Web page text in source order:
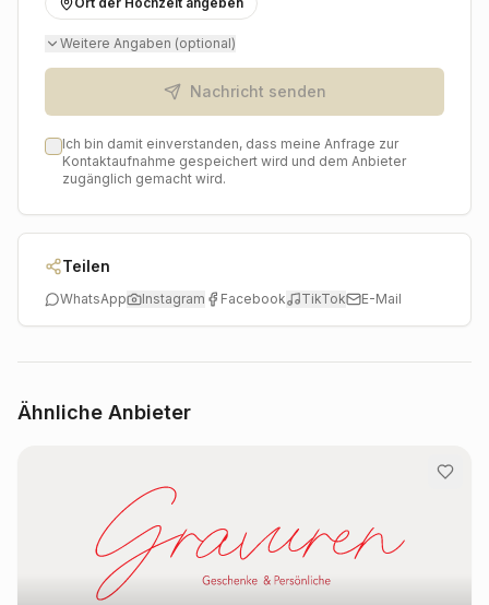
dieses Dekorationsexperten begeistern und erleben
Sie, wie Ihre Hochzeitsträume mit Stil und Eleganz zum
Weitere Angaben (optional)
Nachricht senden
Ich bin damit einverstanden, dass meine Anfrage zur
Kontaktaufnahme gespeichert wird und dem Anbieter
zugänglich gemacht wird.
Teilen
WhatsApp Instagram Facebook TikTok E-Mail
Ähnliche Anbieter